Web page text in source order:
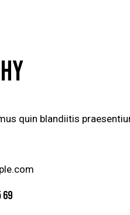
quin blandiitis
69